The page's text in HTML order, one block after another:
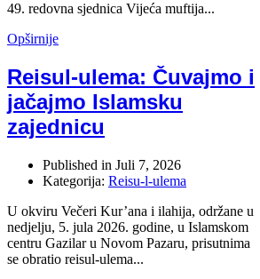
49. redovna sjednica Vijeća muftija...
Opširnije
Reisul-ulema: Čuvajmo i
jačajmo Islamsku
zajednicu
Published in Juli 7, 2026
Kategorija: Reisu-l-ulema
U okviru Večeri Kur’ana i ilahija, održane u
nedjelju, 5. jula 2026. godine, u Islamskom
centru Gazilar u Novom Pazaru, prisutnima
se obratio reisul-ulema...